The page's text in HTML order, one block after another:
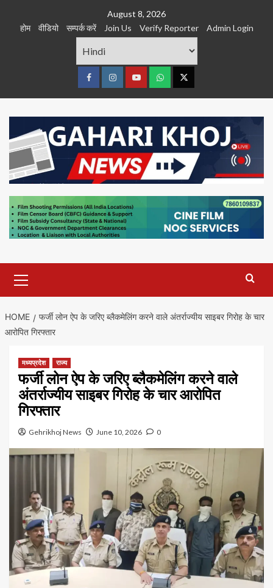
August 8, 2026
होम
वीडियो सम्पर्क करें Join Us Verify Reporter Admin Login
FacebookInstagramyoutubeWhatsTwitter
Menu
HOME
फर्जी लोन ऐप के जरिए ब्लैकमेलिंग करने वाले अंतर्राज्यीय साइबर गिरोह के चार
आरोपित गिरफ्तार
मध्यप्रदेश राज्य
फर्जी लोन ऐप के जरिए ब्लैकमेलिंग करने वाले
अंतर्राज्यीय साइबर गिरोह के चार आरोपित
गिरफ्तार
Gehrikhoj News June 10, 2026 0